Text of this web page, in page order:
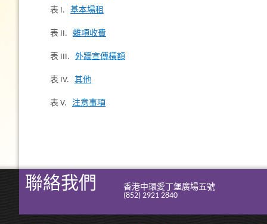
表 I. 基本場租
表 II. 雜項收費
表 III. 外牆宣傳橫額
表 IV. 其他
表 V. 注意事項
聯絡我們
香港中環愛丁堡廣場五號
(852) 2921 2840